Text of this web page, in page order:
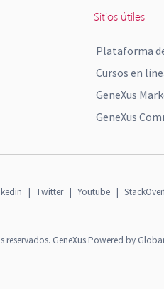
Sitios útiles
Plataforma
Cursos en
GeneXus
GeneXus
| Twitter | Youtube |
reservados. GeneXus Powered by